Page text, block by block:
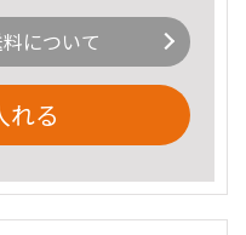
について
れる